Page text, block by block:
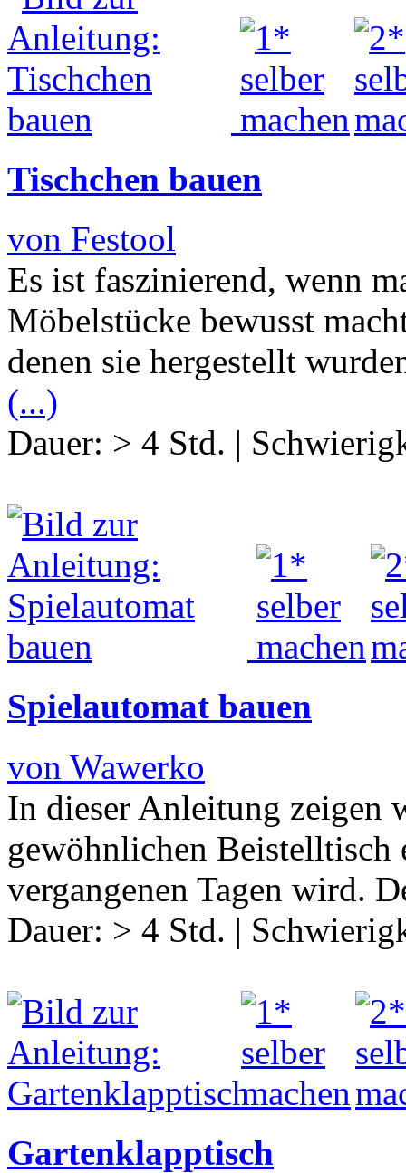
Tischchen bauen
von Festool
Es ist faszinierend, wenn
Möbelstücke bewusst
denen sie hergestellt
(...)
Dauer: > 4 Std. |
Spielautomat bauen
von Wawerko
In dieser Anleitung zeigen
gewöhnlichen Beistelltisch
vergangenen Tagen wird.
Dauer: > 4 Std. |
Gartenklapptisch